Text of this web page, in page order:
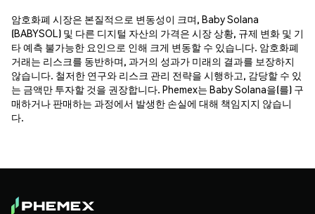
암호화폐 시장은 본질적으로 변동성이 크며, Baby Solana
(BABYSOL) 및 다른 디지털 자산의 가격은 시장 상황, 규제 변화 및 기
타 예측 불가능한 요인으로 인해 크게 변동할 수 있습니다. 암호화폐
거래는 리스크를 동반하며, 과거의 성과가 미래의 결과를 보장하지
않습니다. 철저한 연구와 리스크 관리 전략을 시행하고, 감당할 수 있
는 금액만 투자할 것을 권장합니다. Phemex는 Baby Solana을(를) 구
매하거나 판매하는 과정에서 발생한 손실에 대해 책임지지 않습니
다.